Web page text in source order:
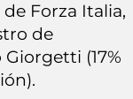
Forza Italia,
de
(17%